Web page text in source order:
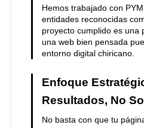
Hemos trabajado con
entidades reconocidas
proyecto cumplido es una
una web bien pensada
entorno digital chiricano.
Enfoque
Resultados, No
No basta con que tu